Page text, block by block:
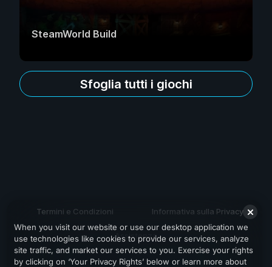
SteamWorld Build
Sfoglia tutti i giochi
Termini e Condizioni Informativa sulla Privacy
Assistenza
When you visit our website or use our desktop application we
use technologies like cookies to provide our services, analyze
site traffic, and market our services to you. Exercise your rights
by clicking on ‘Your Privacy Rights’ below or learn more about